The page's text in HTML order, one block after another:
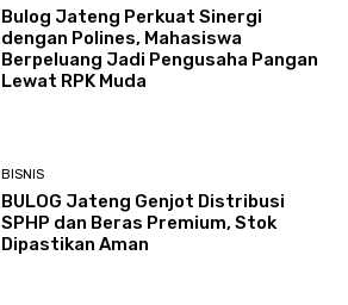
Bulog Jateng Perkuat Sinergi
dengan Polines, Mahasiswa
Berpeluang Jadi Pengusaha Pangan
Lewat RPK Muda
BISNIS
BULOG Jateng Genjot Distribusi
SPHP dan Beras Premium, Stok
Dipastikan Aman